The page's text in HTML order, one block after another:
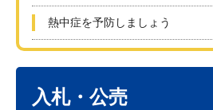
熱中症を予防しましょう
入札・公売